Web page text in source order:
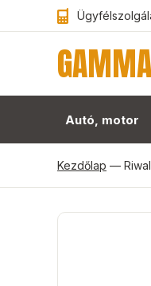
GAMMA
Autó, motor
Kezdőlap —